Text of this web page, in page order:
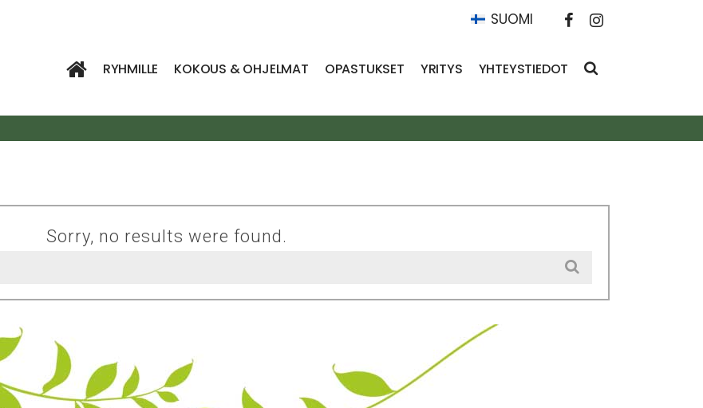
SUOMI
RYHMILLE KOKOUS & OHJELMAT OPASTUKSET YRITYS YHTEYSTIEDOT
Sorry, no results were found.